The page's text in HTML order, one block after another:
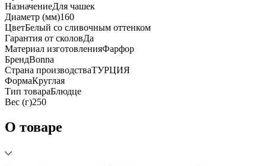
НазначениеДля чашек
Диаметр (мм)160
ЦветБелый со сливочным оттенком
Гарантия от сколовДа
Материал изготовленияФарфор
БрендBonna
Страна производстваТУРЦИЯ
ФормаКруглая
Тип товараБлюдце
Вес (г)250
О товаре